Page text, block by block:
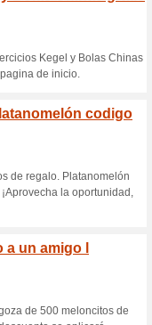
Cupón